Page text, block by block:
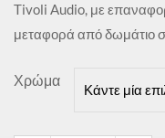
Tivoli Audio, με
μεταφορά από δωμάτιο
Χρώμα